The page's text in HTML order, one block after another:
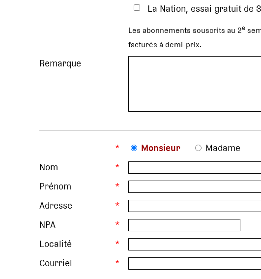
La Nation, essai gratuit de
Les abonnements souscrits au 2e
facturés à demi-prix.
Remarque
* Monsieur
Madame
Nom
*
Prénom
*
Adresse
*
NPA
*
Localité
*
Courriel
*